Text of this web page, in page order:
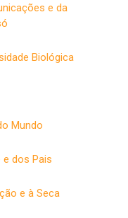
e da
Biológica
Mundo
e dos Pais
e à Seca